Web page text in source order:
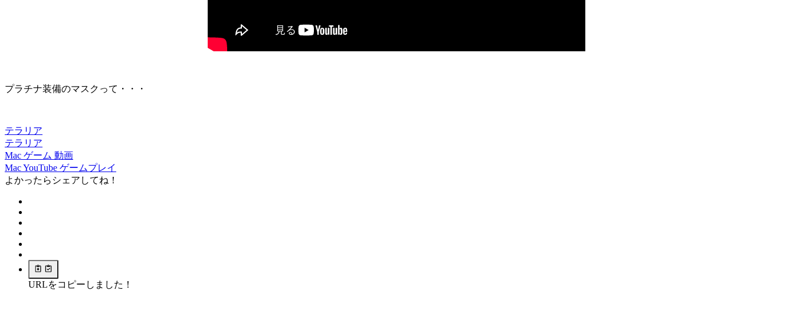
プラチナ装備のマスクって・・・
テラリア
テラリア
Mac ゲーム 動画
MacYouTube ゲームプレイ
よかったらシェアしてね！
URLをコピーしました！